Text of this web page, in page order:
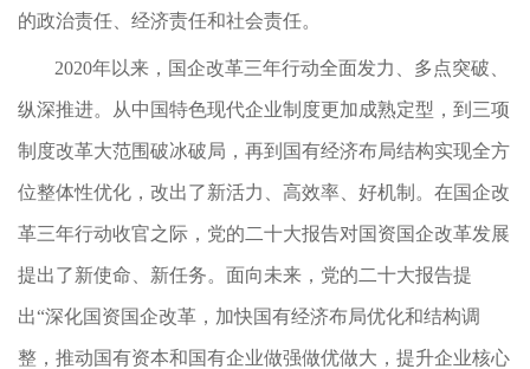
的政治责任、经济责任和社会责任。
2020年以来，国企改革三年行动全面发力、多点突破、
纵深推进。从中国特色现代企业制度更加成熟定型，到三项
制度改革大范围破冰破局，再到国有经济布局结构实现全方
位整体性优化，改出了新活力、高效率、好机制。在国企改
革三年行动收官之际，党的二十大报告对国资国企改革发展
提出了新使命、新任务。面向未来，党的二十大报告提
出“深化国资国企改革，加快国有经济布局优化和结构调
整，推动国有资本和国有企业做强做优做大，提升企业核心